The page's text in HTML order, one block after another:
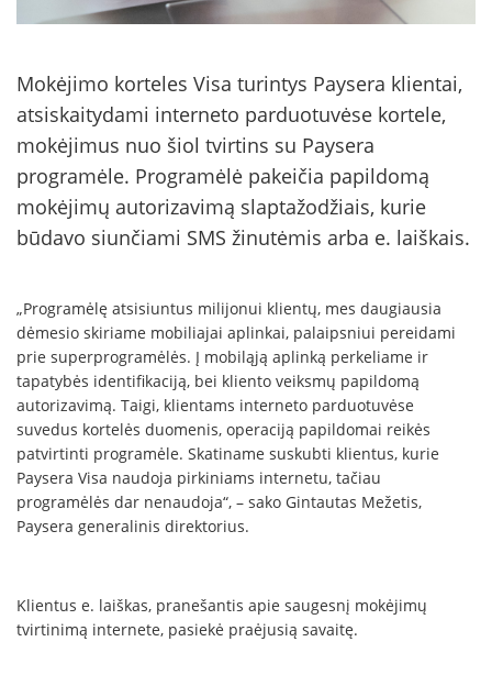
Mokėjimo korteles Visa turintys Paysera klientai,
atsiskaitydami interneto parduotuvėse kortele,
mokėjimus nuo šiol tvirtins su Paysera
programėle. Programėlė pakeičia papildomą
mokėjimų autorizavimą slaptažodžiais, kurie
būdavo siunčiami SMS žinutėmis arba e. laiškais.
„Programėlę atsisiuntus milijonui klientų, mes daugiausia
dėmesio skiriame mobiliajai aplinkai, palaipsniui pereidami
prie superprogramėlės. Į mobiląją aplinką perkeliame ir
tapatybės identifikaciją, bei kliento veiksmų papildomą
autorizavimą. Taigi, klientams interneto parduotuvėse
suvedus kortelės duomenis, operaciją papildomai reikės
patvirtinti programėle. Skatiname suskubti klientus, kurie
Paysera Visa naudoja pirkiniams internetu, tačiau
programėlės dar nenaudoja“, – sako Gintautas Mežetis,
Paysera generalinis direktorius.
Klientus e. laiškas, pranešantis apie saugesnį mokėjimų
tvirtinimą internete, pasiekė praėjusią savaitę.